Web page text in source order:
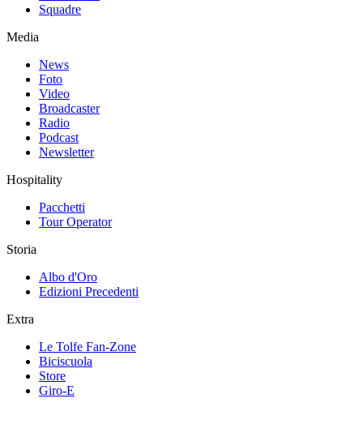
Squadre
Media
News
Foto
Video
Broadcaster
Radio
Podcast
Newsletter
Hospitality
Pacchetti
Tour Operator
Storia
Albo d'Oro
Edizioni Precedenti
Extra
Le Tolfe Fan-Zone
Biciscuola
Store
Giro-E